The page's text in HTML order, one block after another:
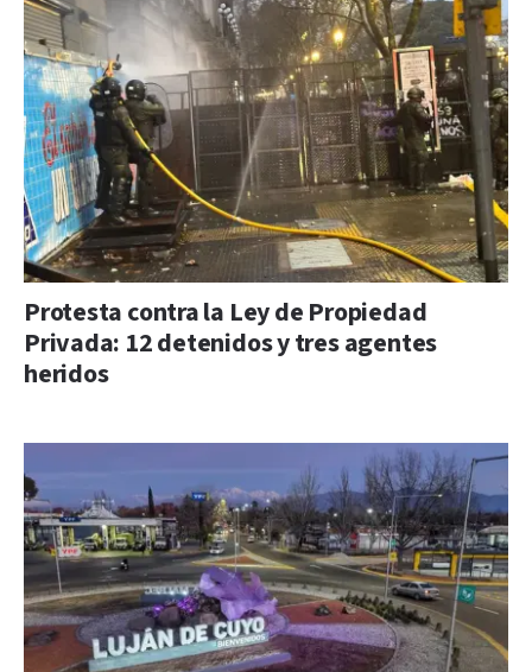
Protesta contra la Ley de Propiedad
Privada: 12 detenidos y tres agentes
heridos